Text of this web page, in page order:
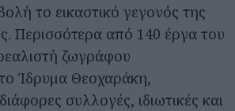
το εικαστικό γεγονός της
Περισσότερα από 140 έργα του
ζωγράφου
Ίδρυμα Θεοχαράκη,
συλλογές, ιδιωτικές και